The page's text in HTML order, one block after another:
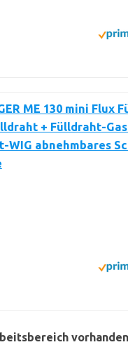
ME 130 mini
+ Fülldraht-
WIG abnehmbares